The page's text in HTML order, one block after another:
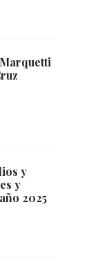
y
y
2025